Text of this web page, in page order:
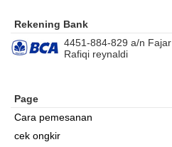
Rekening Bank
4451-884-829 a/n Fajar
Rafiqi reynaldi
Page
Cara pemesanan
cek ongkir